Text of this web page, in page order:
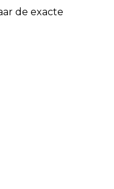
de exacte